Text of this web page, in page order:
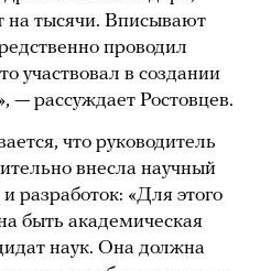
на тысячи. Вписывают
проводил
участвовал в создании
— рассуждает Ростовцев.
что руководитель
внесла научный
разработок: «Для этого
быть академическая
наук. Она должна